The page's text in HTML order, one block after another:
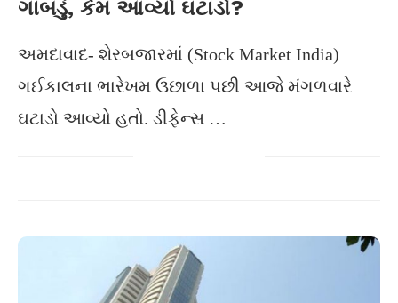
ગાબડું, કેમ આવ્યો ઘટાડો?
અમદાવાદ- શેરબજારમાં (Stock Market India)
ગઈકાલના ભારેખમ ઉછાળા પછી આજે મંગળવારે
ઘટાડો આવ્યો હતો. ડીફેન્સ …